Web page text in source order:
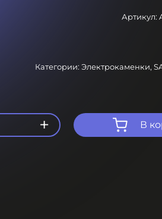
Артикул:
Категории: Электрокаменки,
В
+